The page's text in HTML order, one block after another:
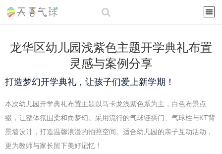
龙华区幼儿园浅紫色主题开学典礼布置
灵感与案例分享
打造梦幻开学典礼，让孩子们爱上新学期！
本次幼儿园开学典礼布置主题以马卡龙浅紫色系为主，白色布景点
缀，让整体氛围柔和而梦幻。采用流行的气球链拱门、气球柱与KT背
景墙设计，打造温馨浪漫的拍照空间。适合幼儿园的亲子互动活动，
更为教师与家长留下美好记忆！